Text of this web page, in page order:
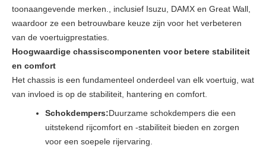
toonaangevende merken., inclusief Isuzu, DAMX en Great Wall,
waardoor ze een betrouwbare keuze zijn voor het verbeteren
van de voertuigprestaties.
Hoogwaardige chassiscomponenten voor betere stabiliteit
en comfort
Het chassis is een fundamenteel onderdeel van elk voertuig, wat
van invloed is op de stabiliteit, hantering en comfort.
Schokdempers:Duurzame schokdempers die een
uitstekend rijcomfort en -stabiliteit bieden en zorgen
voor een soepele rijervaring.